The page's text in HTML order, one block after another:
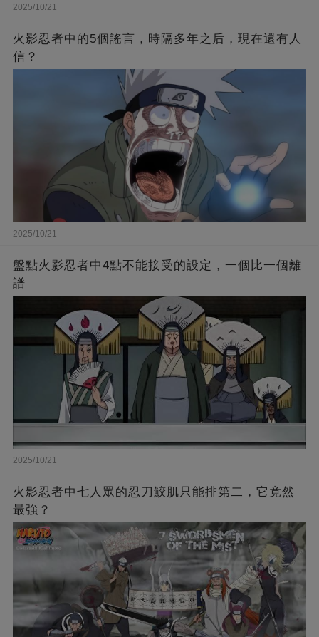
2025/10/21
火影忍者中的5個謠言，時隔多年之后，現在還有人
信？
2025/10/21
盤點火影忍者中4點不能接受的設定，一個比一個離
譜
2025/10/21
火影忍者中七人眾的忍刀鮫肌只能排第二，它竟然
最強？